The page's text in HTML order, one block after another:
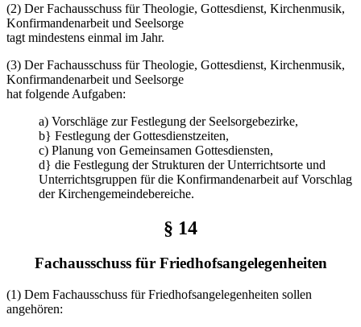
(2) Der Fachausschuss für Theologie, Gottesdienst, Kirchenmusik,
Konfirmandenarbeit und Seelsorge
tagt mindestens einmal im Jahr.
(3) Der Fachausschuss für Theologie, Gottesdienst, Kirchenmusik,
Konfirmandenarbeit und Seelsorge
hat folgende Aufgaben:
a) Vorschläge zur Festlegung der Seelsorgebezirke,
b} Festlegung der Gottesdienstzeiten,
c) Planung von Gemeinsamen Gottesdiensten,
d} die Festlegung der Strukturen der Unterrichtsorte und
Unterrichtsgruppen für die Konfirmandenarbeit auf Vorschlag
der Kirchengemeindebereiche.
§ 14
Fachausschuss für Friedhofsangelegenheiten
(1) Dem Fachausschuss für Friedhofsangelegenheiten sollen
angehören: